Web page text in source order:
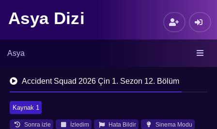
Asya Dizi
Asya
Accident Squad 2026 Çin 1. Sezon 12. Bölüm
Kaynak 1
Sonra izle İzledim Hata Bildir Sinema Modu